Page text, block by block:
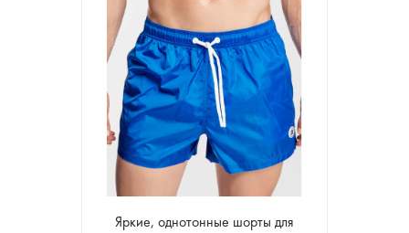
Яркие, однотонные шорты для